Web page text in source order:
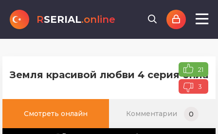
RSERIAL.online
Земля красивой любви 4 серия 21
3
Смотреть онлайн Комментарии 0